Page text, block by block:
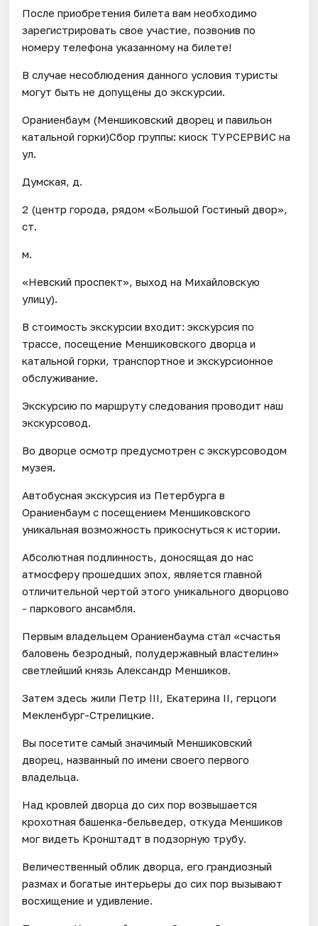
После приобретения билета вам необходимо
зарегистрировать свое участие, позвонив по
номеру телефона указанному на билете!
В случае несоблюдения данного условия туристы
могут быть не допущены до экскурсии.
Ораниенбаум (Меншиковский дворец и павильон
катальной горки)Сбор группы: киоск ТУРСЕРВИС на
ул.
Думская, д.
2 (центр города, рядом «Большой Гостиный двор»,
ст.
м.
«Невский проспект», выход на Михайловскую
улицу).
В стоимость экскурсии входит: экскурсия по
трассе, посещение Меншиковского дворца и
катальной горки, транспортное и экскурсионное
обслуживание.
Экскурсию по маршруту следования проводит наш
экскурсовод.
Во дворце осмотр предусмотрен с экскурсоводом
музея.
Автобусная экскурсия из Петербурга в
Ораниенбаум с посещением Меншиковского
уникальная возможность прикоснуться к истории.
Абсолютная подлинность, доносящая до нас
атмосферу прошедших эпох, является главной
отличительной чертой этого уникального дворцово
- паркового ансамбля.
Первым владельцем Ораниенбаума стал «счастья
баловень безродный, полудержавный властелин»
светлейший князь Александр Меншиков.
Затем здесь жили Петр III, Екатерина II, герцоги
Мекленбург-Стрелицкие.
Вы посетите самый значимый Меншиковский
дворец, названный по имени своего первого
владельца.
Над кровлей дворца до сих пор возвышается
крохотная башенка-бельведер, откуда Меншиков
мог видеть Кронштадт в подзорную трубу.
Величественный облик дворца, его грандиозный
размах и богатые интерьеры до сих пор вызывают
восхищение и удивление.